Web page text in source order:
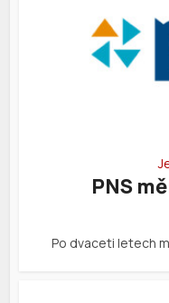
PNS
Po dvaceti letech